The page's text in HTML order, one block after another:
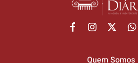
Quem Somos